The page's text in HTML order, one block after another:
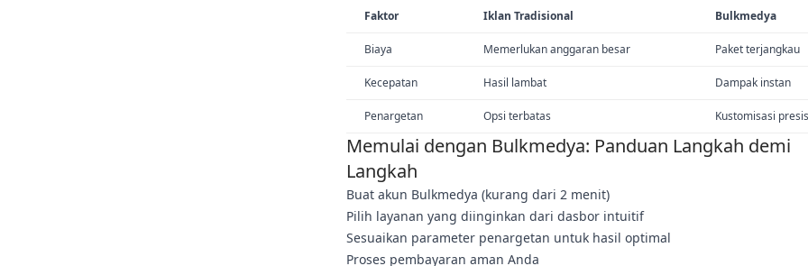
Faktor Iklan Tradisional Bulkmedya
Biaya Memerlukan anggaran besar Paket terjangkau
Kecepatan Hasil lambat Dampak instan
Penargetan Opsi terbatas Kustomisasi
Memulai dengan Bulkmedya: Panduan Langkah demi
Langkah
Buat akun Bulkmedya (kurang dari 2 menit)
Pilih layanan yang diinginkan dari dasbor intuitif
Sesuaikan parameter penargetan untuk hasil optimal
Proses pembayaran aman Anda